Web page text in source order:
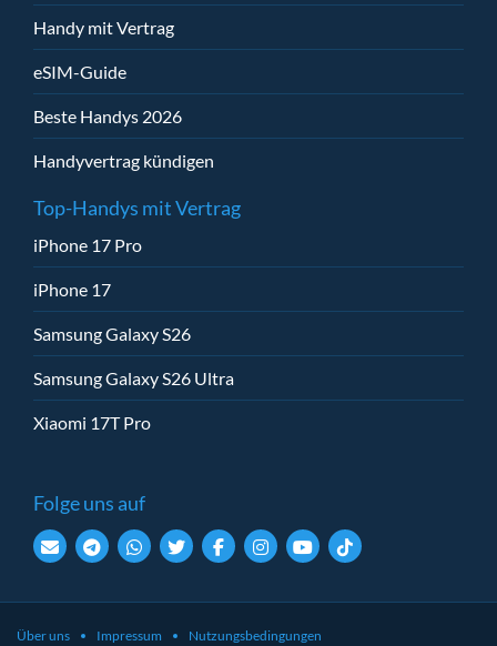
Handy mit Vertrag
eSIM-Guide
Beste Handys 2026
Handyvertrag kündigen
Top-Handys mit Vertrag
iPhone 17 Pro
iPhone 17
Samsung Galaxy S26
Samsung Galaxy S26 Ultra
Xiaomi 17T Pro
Folge uns auf
Über uns Impressum Nutzungsbedingungen